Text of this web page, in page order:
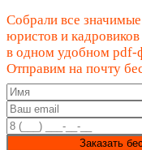
Собрали все
юристов и кадровиков
в одном удобном pdf-
Отправим на почту
Заказать